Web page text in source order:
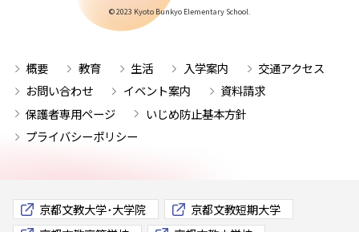
© 2023 Kyoto Bunkyo Elementary School.
概要 教育 生活 入学案内
交通アクセス
お問い合わせ
イベント案内
資料請求
保護者専用ページ
いじめ防止基本方針
プライバシーポリシー
京都文教大学･大学院
京都文教短期大学